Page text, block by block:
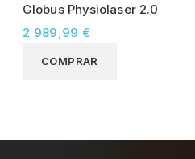
Globus Physiolaser 2.0
2 989,99 €
COMPRAR